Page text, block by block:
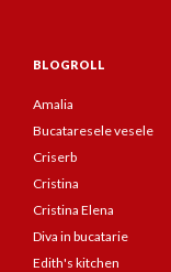
BLOGROLL
Amalia
Bucataresele vesele
Criserb
Cristina
Cristina Elena
Diva in bucatarie
Edith's kitchen